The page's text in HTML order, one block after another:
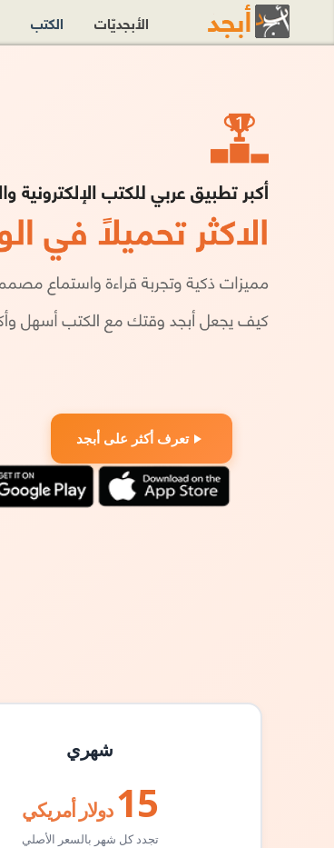
تعرف أكثر على أبجد
شهري
15 دولار أمريكي
تجدد كل شهر بالسعر الأصلي
الأبجديّات الكتب